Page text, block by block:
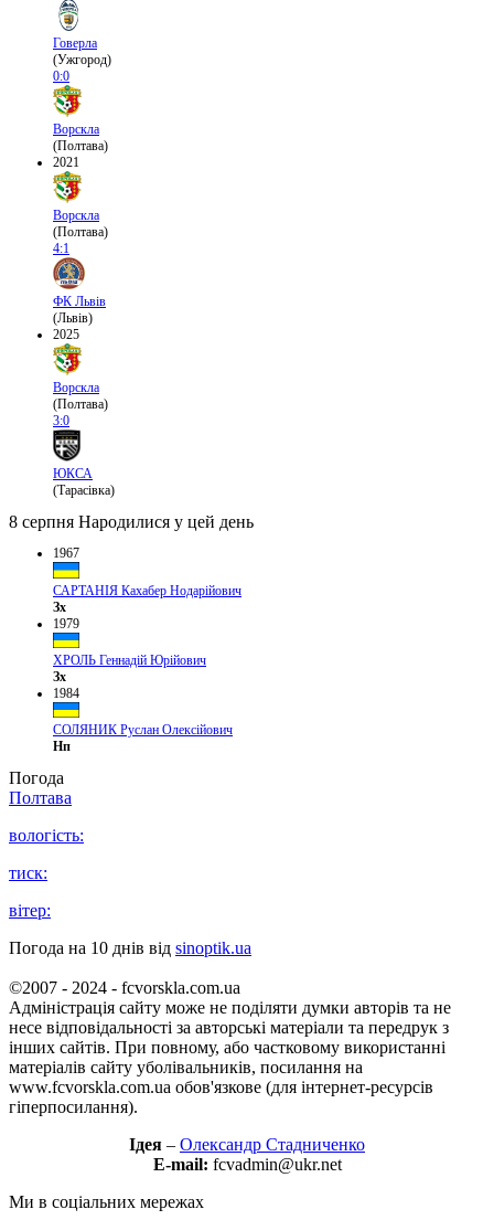
Говерла
(Ужгород)
0:0
Ворскла
(Полтава)
2021
Ворскла
(Полтава)
4:1
ФК Львів
(Львів)
2025
Ворскла
(Полтава)
3:0
ЮКСА
(Тарасівка)
8 серпня Народилися у цей день
1967
САРТАНІЯ Кахабер Нодарійович
Зх
1979
ХРОЛЬ Геннадій Юрійович
Зх
1984
СОЛЯНИК Руслан Олексійович
Нп
Погода
Полтава
вологість:
тиск:
вітер:
Погода на 10 днів від sinoptik.ua
©2007 - 2024 - fcvorskla.com.ua
Адміністрація сайту може не поділяти думки авторів та не
несе відповідальності за авторські матеріали та передрук з
інших сайтів. При повному, або частковому використанні
матеріалів сайту уболівальників, посилання на
www.fcvorskla.com.ua обов'язкове (для інтернет-ресурсів
гіперпосилання).
Ідея – Олександр Стадниченко
E-mail: fcvadmin@ukr.net
Ми в соціальних мережах